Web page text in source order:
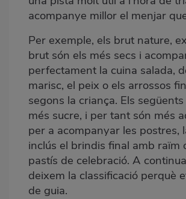
acompanye millor el menjar
Per exemple, els brut nature,
brut són els més secs i
perfectament la cuina salada,
marisc, el peix o els arrossos
segons la criança. Els
més sucre, i per tant són més
per a acompanyar les postres,
inclús el brindis final amb raïm
pastís de celebració. A
deixem la classificació perquè
de guia.